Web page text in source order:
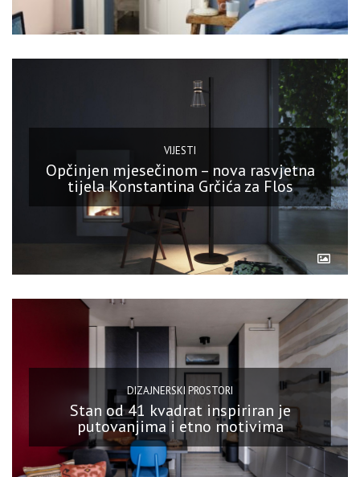
VIJESTI
Opčinjen mjesečinom – nova rasvjetna
tijela Konstantina Grčića za Flos
DIZAJNERSKI PROSTORI
Stan od 41 kvadrat inspiriran je
putovanjima i etno motivima